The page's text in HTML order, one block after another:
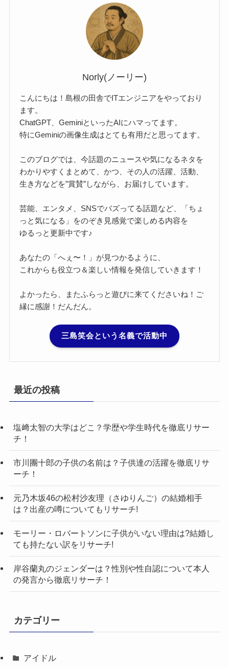
Norly(ノーリー)
こんにちは！島根の田舎でITエンジニアをやっており
ます。
ChatGPT、GeminiといったAIにハマってます。
特にGeminiの画像生成はとても有用だと思ってます。
このブログでは、今話題のニュースや気になるネタを
わかりやすくまとめて、かつ、その人の活躍、活動、
生き方などを”賞賛”しながら、お届けしています。
芸能、エンタメ、SNSでバズってる話題など、「ちょ
っと気になる」をのぞき見感覚で楽しめる内容を
ゆるっと更新中です♪
あなたの「へぇ〜！」が見つかるように、
これからも役立つ＆楽しい情報を発信していきます！
よかったら、またふらっと遊びに来てくださいね！ご
縁に感謝！だんだん。
三島笑会という名義で活動中
最近の投稿
塩﨑太智の大学はどこ？学歴や学生時代を徹底リサー
チ！
市川團十郎の子供の名前は？子供達の活躍を徹底リサ
ーチ！
元乃木坂46の松村沙友理（さゆりんご）の結婚相手
は？出産の噂についてもリサーチ!
モーリー・ロバートソンに子供がいない理由は?結婚し
ても持たない訳をリサーチ!
岸谷蘭丸のジェンダーは？性別や性自認について本人
の発言から徹底リサーチ！
カテゴリー
アイドル